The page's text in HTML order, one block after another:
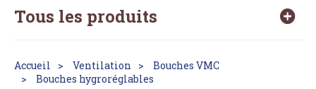
Tous les produits
Accueil Ventilation
Bouches VMC
Bouches hygroréglables